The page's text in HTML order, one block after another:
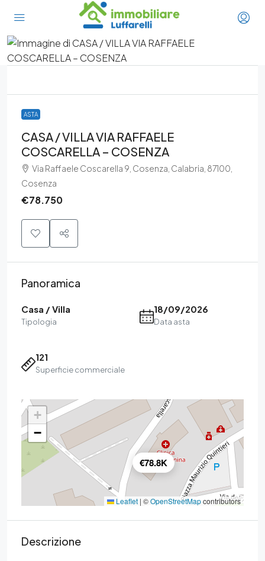
ASTA
CASA / VILLA VIA RAFFAELE
COSCARELLA – COSENZA
Via Raffaele Coscarella 9, Cosenza, Calabria, 87100,
Cosenza
€78.750
Panoramica
Casa / Villa
Tipologia
18/09/2026
Data asta
121
Superficie commerciale
€78.8K
+
−
Leaflet | ©OpenStreetMapcontributors
Descrizione